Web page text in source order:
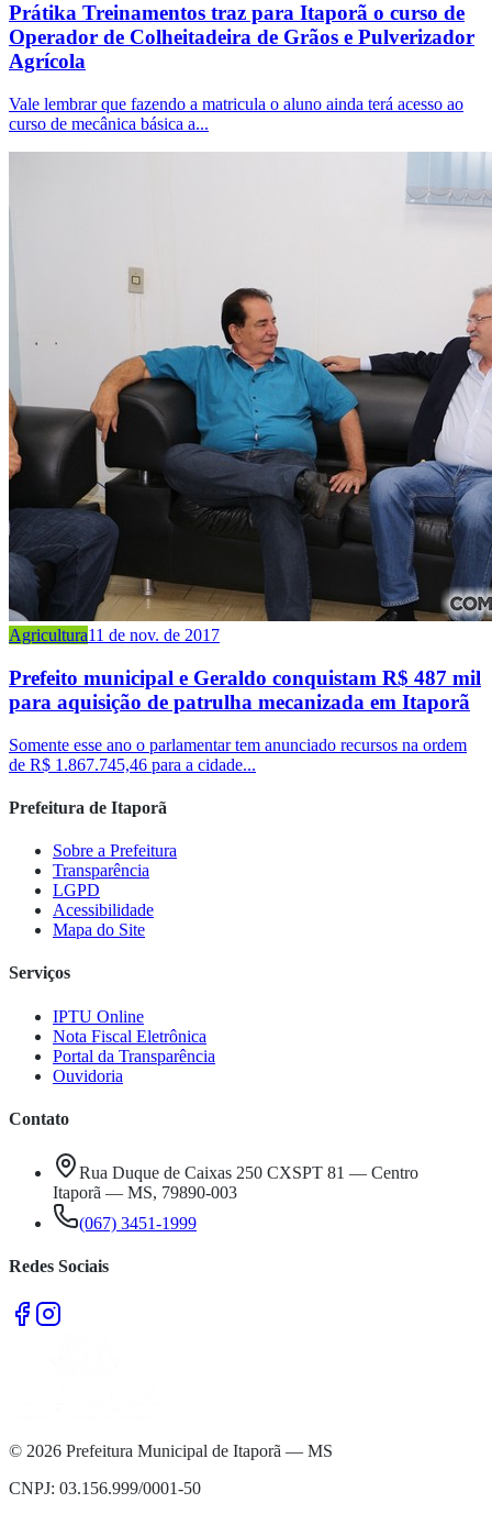
Prátika Treinamentos traz para Itaporã o curso de
Operador de Colheitadeira de Grãos e Pulverizador
Agrícola
Vale lembrar que fazendo a matricula o aluno ainda terá acesso ao
curso de mecânica básica a...
Agricultura11 de nov. de 2017
Prefeito municipal e Geraldo conquistam R$ 487 mil
para aquisição de patrulha mecanizada em Itaporã
Somente esse ano o parlamentar tem anunciado recursos na ordem
de R$ 1.867.745,46 para a cidade...
Prefeitura de Itaporã
Sobre a Prefeitura
Transparência
LGPD
Acessibilidade
Mapa do Site
Serviços
IPTU Online
Nota Fiscal Eletrônica
Portal da Transparência
Ouvidoria
Contato
Rua Duque de Caixas 250 CXSPT 81 — Centro
Itaporã — MS, 79890-003
(067) 3451-1999
Redes Sociais
© 2026 Prefeitura Municipal de Itaporã — MS
CNPJ: 03.156.999/0001-50